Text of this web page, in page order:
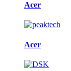
Acer
Acer